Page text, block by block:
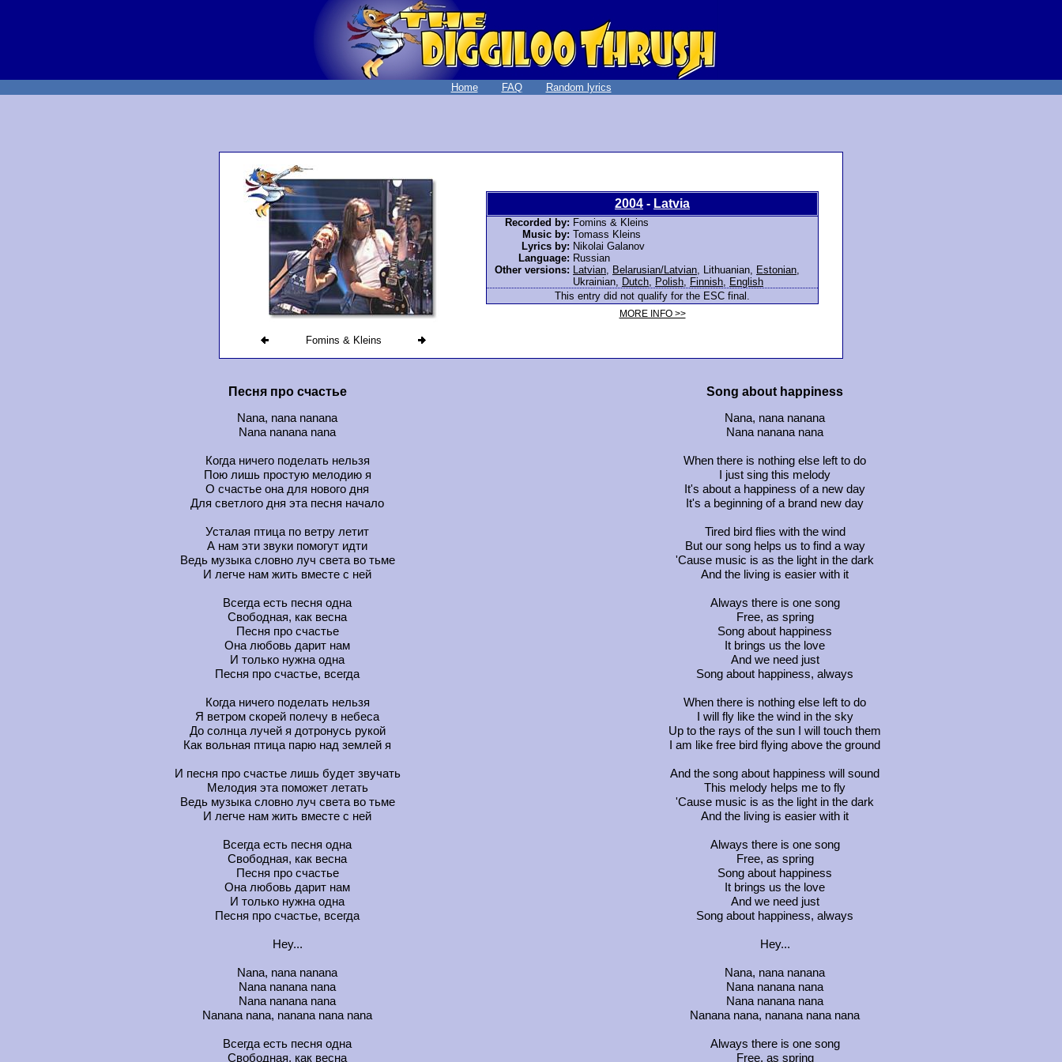
Home FAQ Random lyrics
Fomins & Kleins
2004 - Latvia
Recorded by: Fomins & Kleins
Music by: Tomass Kleins
Lyrics by: Nikolai Galanov
Language: Russian
Other versions:
Latvian Belarusian/Latvian Lithuanian Estonian
Ukrainian
Dutch Polish Finnish
English
This entry did not qualify for the ESC final.
MORE INFO >>
Песня про счастье Song about happiness
Nana, nana nanana
Nana, nana nanana
Nana nanana nana
Nana nanana nana
Когда ничего поделать нельзя
When there is nothing else left to do
Пою лишь простую мелодию я
I just sing this melody
О счастье она для нового дня
It's about a happiness of a new day
Для светлого дня эта песня начало
It's a beginning of a brand new day
Усталая птица по ветру летит
Tired bird flies with the wind
А нам эти звуки помогут идти
But our song helps us to find a way
Ведь музыка словно луч света во тьме
'Cause music is as the light in the dark
И легче нам жить вместе с ней
And the living is easier with it
Всегда есть песня одна
Always there is one song
Свободная, как весна
Free, as spring
Песня про счастье
Song about happiness
Она любовь дарит нам
It brings us the love
И только нужна одна
And we need just
Песня про счастье, всегда
Song about happiness, always
Когда ничего поделать нельзя
When there is nothing else left to do
Я ветром скорей полечу в небеса
I will fly like the wind in the sky
До солнца лучей я дотронусь рукой
Up to the rays of the sun I will touch them
Как вольная птица парю над землей я
I am like free bird flying above the ground
И песня про счастье лишь будет звучать
And the song about happiness will sound
Мелодия эта поможет летать
This melody helps me to fly
Ведь музыка словно луч света во тьме
'Cause music is as the light in the dark
И легче нам жить вместе с ней
And the living is easier with it
Всегда есть песня одна
Always there is one song
Свободная, как весна
Free, as spring
Песня про счастье
Song about happiness
Она любовь дарит нам
It brings us the love
И только нужна одна
And we need just
Песня про счастье, всегда
Song about happiness, always
Hey... Hey...
Nana, nana nanana
Nana, nana nanana
Nana nanana nana
Nana nanana nana
Nana nanana nana
Nana nanana nana
Nanana nana, nanana nana nana
Nanana nana, nanana nana nana
Всегда есть песня одна
Always there is one song
Свободная, как весна
Free, as spring